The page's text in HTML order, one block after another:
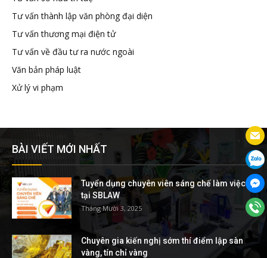
Tư vấn thành lập văn phòng đại diện
Tư vấn thương mại điện tử
Tư vấn về đầu tư ra nước ngoài
Văn bản pháp luật
Xử lý vi phạm
BÀI VIẾT MỚI NHẤT
Tuyển dụng chuyên viên sáng chế làm việc
tại SBLAW
Tháng Mười 3, 2025
Chuyên gia kiến nghị sớm thí điểm lập sàn
vàng, tín chỉ vàng